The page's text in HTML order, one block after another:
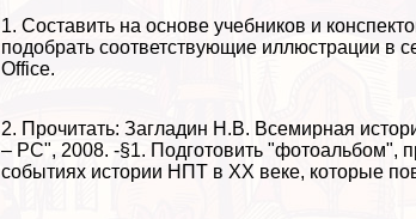
1. Составить на основе учебников и
подобрать соответствующие иллюстрации в
Office.
2. Прочитать: Загладин Н.В. Всемирная
– РС", 2008. -§1. Подготовить "фотоальбом",
событиях истории НПТ в XX веке, которые